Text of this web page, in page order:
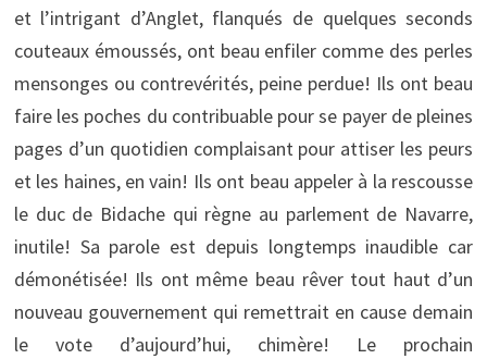
et l’intrigant d’Anglet, flanqués de quelques seconds
couteaux émoussés, ont beau enfiler comme des perles
mensonges ou contrevérités, peine perdue! Ils ont beau
faire les poches du contribuable pour se payer de pleines
pages d’un quotidien complaisant pour attiser les peurs
et les haines, en vain! Ils ont beau appeler à la rescousse
le duc de Bidache qui règne au parlement de Navarre,
inutile! Sa parole est depuis longtemps inaudible car
démonétisée! Ils ont même beau rêver tout haut d’un
nouveau gouvernement qui remettrait en cause demain
le vote d’aujourd’hui, chimère! Le prochain